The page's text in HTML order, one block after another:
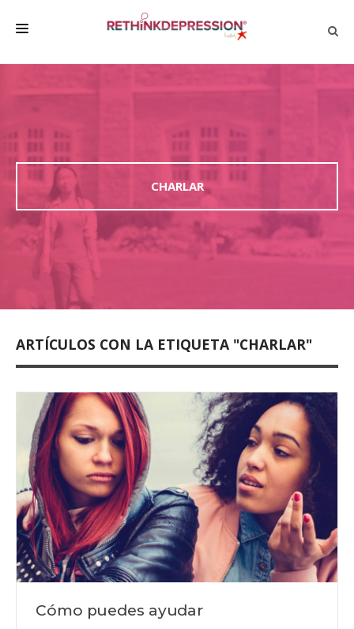
HABLAR CON LOS DEMÁS
BIENESTAR
FAMILIA Y AMIGOS
EMPRESA
DEPRESSÃO SEM RODEIOS
CHARLAR
ARTÍCULOS CON LA ETIQUETA "CHARLAR"
Cómo puedes ayudar